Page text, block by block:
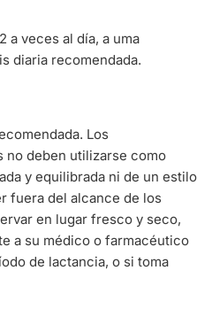
a veces al día, a uma
diaria recomendada.
Los
no deben utilizarse como
y equilibrada ni de un estilo
fuera del alcance de los
en lugar fresco y seco,
a su médico o farmacéutico
de lactancia, o si toma